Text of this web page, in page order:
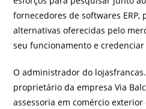
fornecedores de softwares ERP,
alternativas oferecidas pelo
seu funcionamento e
O administrador do
proprietário da empresa Via
assessoria em comércio